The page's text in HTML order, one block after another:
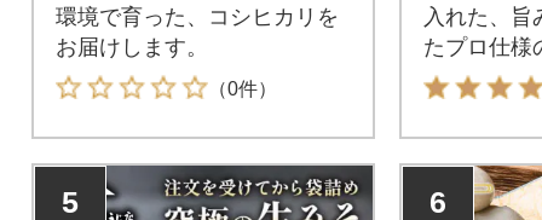
環境で育った、コシヒカリを
お届けします。
（0件）
入れた、旨
たプロ仕様
5 6